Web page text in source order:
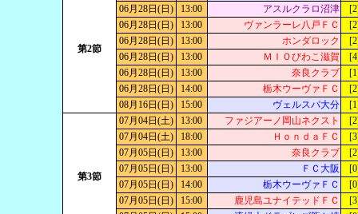
第2節
06月28日(日)
13:00 アスルクラロ沼津
06月28日(日)
13:00 ヴァンラーレ八戸ＦＣ
06月28日(日)
13:00 ホンダロック
06月28日(日)
13:00 ＭＩＯびわこ滋賀
06月28日(日)
13:00 奈良クラブ
06月28日(日)
14:00 栃木ウーヴァＦＣ
08月16日(日)
15:00 ヴェルスパ大分
第3節
07月04日(土) 13:00 ファジアーノ岡山ネクスト
07月04日(土)
18:00 ＨｏｎｄａＦＣ
07月05日(日)
13:00 奈良クラブ
07月05日(日)
13:00 ＦＣ大阪
07月05日(日)
14:00 栃木ウーヴァＦＣ
07月05日(日)
15:00 鹿児島ユナイテッドＦＣ